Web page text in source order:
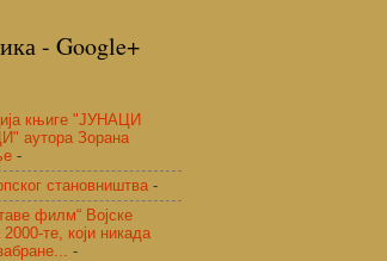
- Google+
књиге "ЈУНАЦИ
аутора Зорана
-
становништва -
филм“ Војске
2000-те, који никада
-